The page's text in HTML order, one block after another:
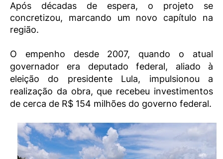
Após décadas de espera, o projeto se
concretizou, marcando um novo capítulo na
região.
O empenho desde 2007, quando o atual
governador era deputado federal, aliado à
eleição do presidente Lula, impulsionou a
realização da obra, que recebeu investimentos
de cerca de R$ 154 milhões do governo federal.